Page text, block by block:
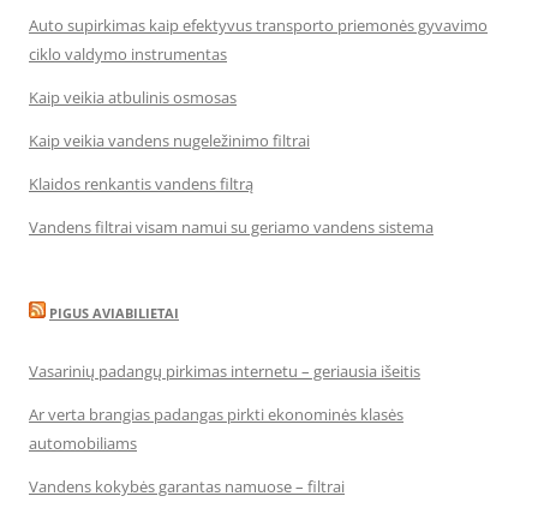
Auto supirkimas kaip efektyvus transporto priemonės gyvavimo
ciklo valdymo instrumentas
Kaip veikia atbulinis osmosas
Kaip veikia vandens nugeležinimo filtrai
Klaidos renkantis vandens filtrą
Vandens filtrai visam namui su geriamo vandens sistema
PIGUS AVIABILIETAI
Vasarinių padangų pirkimas internetu – geriausia išeitis
Ar verta brangias padangas pirkti ekonominės klasės
automobiliams
Vandens kokybės garantas namuose – filtrai